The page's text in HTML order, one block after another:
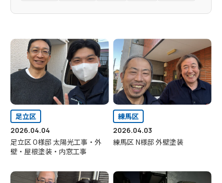
足立区
2026.04.04
足立区 O様邸 太陽光工事・外
壁・屋根塗装・内窓工事
練馬区
2026.04.03
練馬区 N様邸 外壁塗装